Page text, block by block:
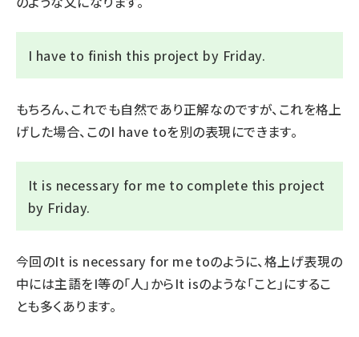
I have to finish this project by Friday.
もちろん、これでも自然であり正解なのですが、これを格上
げした場合、このI have toを別の表現にできます。
It is necessary for me to complete this project
by Friday.
今回のIt is necessary for me toのように、格上げ表現の
中には主語をI等の「人」からIt isのような「こと」にするこ
とも多くあります。